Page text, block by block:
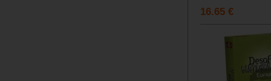
16.65 €